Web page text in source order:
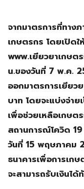
จากมาตรการที่ทาง
เกษตรกร โดยเปิดใ
www.เยียวยาเกษ
น.ของวันที่ 7 พ.ค.
ออกมาตรการเยียว
บาท โดยจะแบ่งจ่า
เพื่อช่วยเหลือเกษต
สถานการณ์โควิด 19
วันที่ 15 พฤษภาคม
ธนาคารเพื่อการเก
จะสามารถรับเงินได้